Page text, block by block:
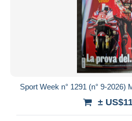
Sport Week n° 1291 (n° 9-2026)
±